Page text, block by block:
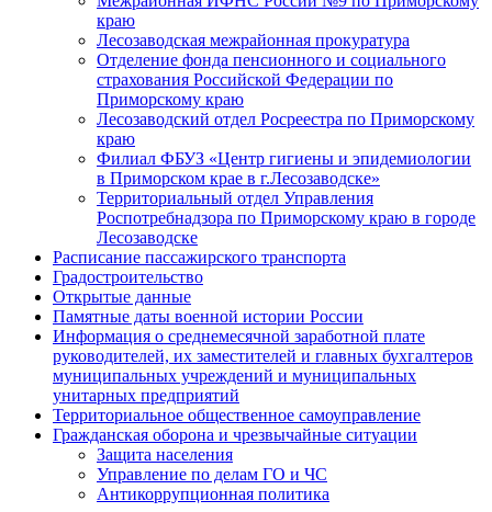
краю
Лесозаводская межрайонная прокуратура
Отделение фонда пенсионного и социального
страхования Российской Федерации по
Приморскому краю
Лесозаводский отдел Росреестра по Приморскому
краю
Филиал ФБУЗ «Центр гигиены и эпидемиологии
в Приморском крае в г.Лесозаводске»
Территориальный отдел Управления
Роспотребнадзора по Приморскому краю в городе
Лесозаводске
Расписание пассажирского транспорта
Градостроительство
Открытые данные
Памятные даты военной истории России
Информация о среднемесячной заработной плате
руководителей, их заместителей и главных бухгалтеров
муниципальных учреждений и муниципальных
унитарных предприятий
Территориальное общественное самоуправление
Гражданская оборона и чрезвычайные ситуации
Защита населения
Управление по делам ГО и ЧС
Антикоррупционная политика